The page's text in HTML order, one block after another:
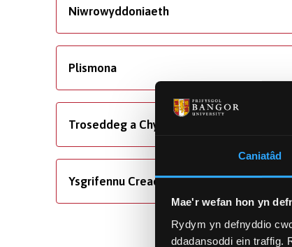
Caniatâd
Mae'r wefan hon yn
Rydym yn defnyddio
ddadansoddi ein traffig.
Niwrowyddoniaeth
Plismona
Troseddeg a Chyfiawnder Troseddol
Ysgrifennu Creadigol